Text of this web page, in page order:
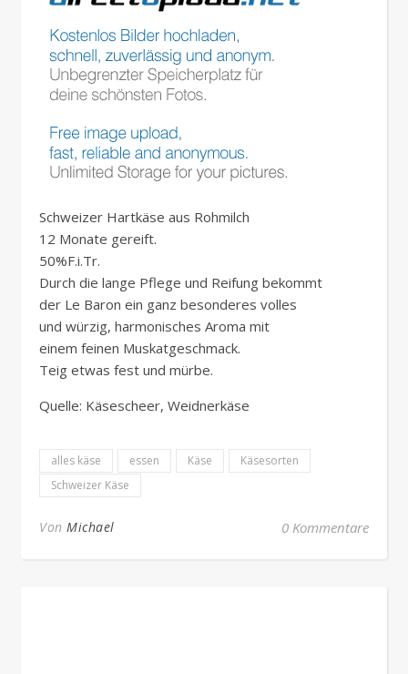
Schweizer Hartkäse aus Rohmilch
12 Monate gereift.
50%F.i.Tr.
Durch die lange Pflege und Reifung bekommt
der Le Baron ein ganz besonderes volles
und würzig, harmonisches Aroma mit
einem feinen Muskatgeschmack.
Teig etwas fest und mürbe.
Quelle: Käsescheer, Weidnerkäse
alles käse essen Käse
Käsesorten
Schweizer Käse
Von Michael 0 Kommentare